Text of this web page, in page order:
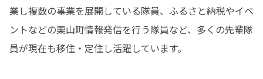
業し複数の事業を展開している隊員、ふるさと納税やイベ
ントなどの栗山町情報発信を行う隊員など、多くの先輩隊
員が現在も移住・定住し活躍しています。